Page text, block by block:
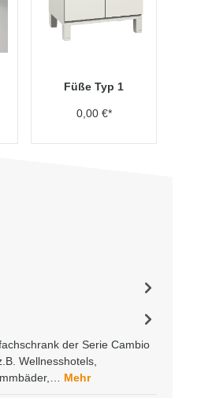
Füße Typ 1
0,00 €*
der Serie Cambio
Wellnesshotels,
Mehr